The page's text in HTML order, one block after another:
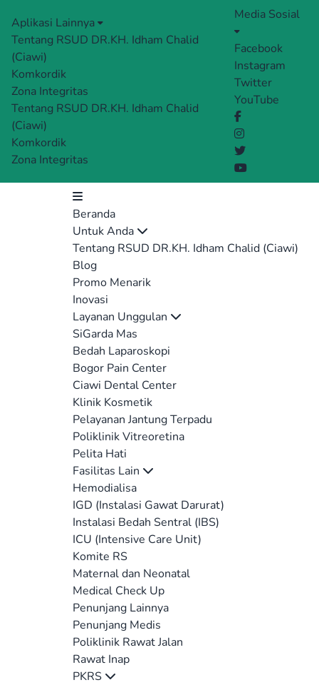
Aplikasi Lainnya
Tentang RSUD DR.KH. Idham Chalid
(Ciawi)
Komkordik
Zona Integritas
Tentang RSUD DR.KH. Idham Chalid
(Ciawi)
Komkordik
Zona Integritas
Media Sosial
Facebook
Instagram
Twitter
YouTube
Beranda
Untuk Anda
Tentang RSUD DR.KH. Idham Chalid (Ciawi)
Blog
Promo Menarik
Inovasi
Layanan Unggulan
SiGarda Mas
Bedah Laparoskopi
Bogor Pain Center
Ciawi Dental Center
Klinik Kosmetik
Pelayanan Jantung Terpadu
Poliklinik Vitreoretina
Pelita Hati
Fasilitas Lain
Hemodialisa
IGD (Instalasi Gawat Darurat)
Instalasi Bedah Sentral (IBS)
ICU (Intensive Care Unit)
Komite RS
Maternal dan Neonatal
Medical Check Up
Penunjang Lainnya
Penunjang Medis
Poliklinik Rawat Jalan
Rawat Inap
PKRS